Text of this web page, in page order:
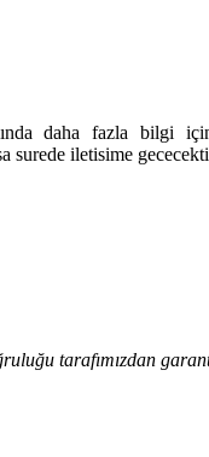
daha fazla bilgi
surede iletisime
tarafımızdan